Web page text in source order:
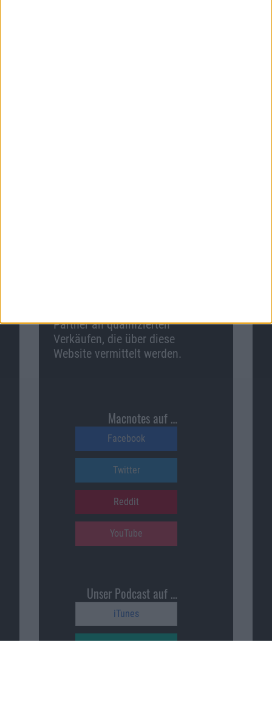
Partner an qualifizierten
Verkäufen, die über diese
Website vermittelt werden.
Macnotes auf …
Facebook
Twitter
Reddit
YouTube
Unser Podcast auf …
iTunes